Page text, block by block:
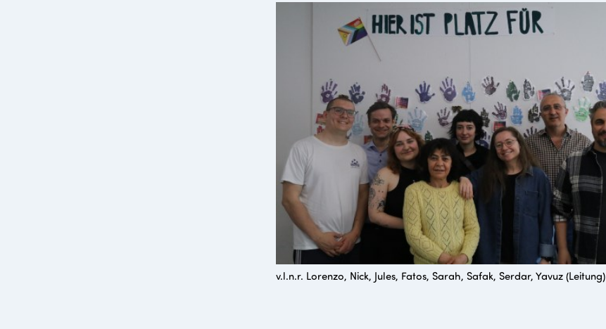
v.l.n.r. Lorenzo, Nick, Jules, Fatos, Sarah, Safak, Serdar, Yavuz (Leitung)